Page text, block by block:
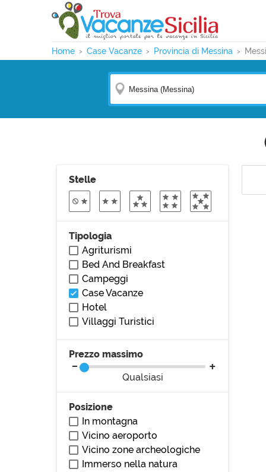
Home Case Vacanze Provincia di Messina
Stelle
Tipologia
Agriturismi
Bed And Breakfast
Campeggi
Case Vacanze
Hotel
Villaggi Turistici
Prezzo massimo
Qualsiasi
Posizione
In montagna
Vicino aeroporto
Vicino zone archeologiche
Immerso nella natura